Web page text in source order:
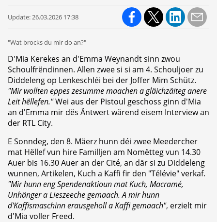
Update:26.03.2026 17:38
"Wat brocks du mir do an?"
D'Mia Kerekes an d'Emma Weynandt sinn zwou
Schoulfrëndinnen. Allen zwee si si am 4. Schouljoer zu
Diddeleng op Lenkeschléi bei der Joffer Mim Schütz.
"Mir wollten eppes zesumme maachen a gläichzäiteg anere
Leit hëllefen."Wei aus der Pistoul geschoss ginn d'Mia
an d'Emma mir dës Äntwert wärend eisem Interview an
der RTL City.
E Sonndeg, den 8. Mäerz hunn déi zwee Meedercher
mat Hëllef vun hire Familljen am Nomëtteg vun 14.30
Auer bis 16.30 Auer an der Cité, an där si zu Diddeleng
wunnen, Artikelen, Kuch a Kaffi fir den "Télévie" verkaf.
"Mir hunn eng Spendenaktioun mat Kuch, Macramé,
Unhänger a Lieszeeche gemaach. A mir hunn
d'Kaffismaschinn erausgeholl a Kaffi gemaach", erzielt mir
d'Mia voller Freed.